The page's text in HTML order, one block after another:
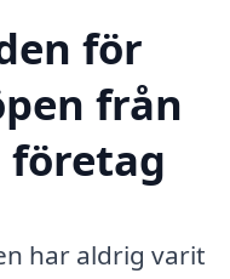
för
från
företag
har aldrig varit